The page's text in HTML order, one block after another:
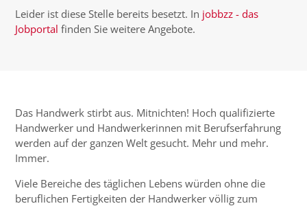
Leider ist diese Stelle bereits besetzt. In jobbzz - das
Jobportal finden Sie weitere Angebote.
Das Handwerk stirbt aus. Mitnichten! Hoch qualifizierte
Handwerker und Handwerkerinnen mit Berufserfahrung
werden auf der ganzen Welt gesucht. Mehr und mehr.
Immer.
Viele Bereiche des täglichen Lebens würden ohne die
beruflichen Fertigkeiten der Handwerker völlig zum